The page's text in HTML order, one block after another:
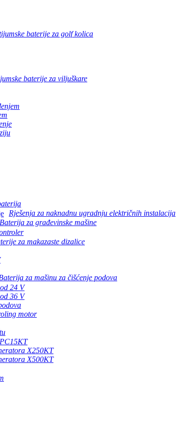
baterije za golf kolica
baterije za viljuškare
Rješenja za naknadnu ugradnju električnih instalacija
Baterija za građevinske mašine
za makazaste dizalice
za mašinu za čišćenje podova
24 V
36 V
motor
X250KT
X500KT